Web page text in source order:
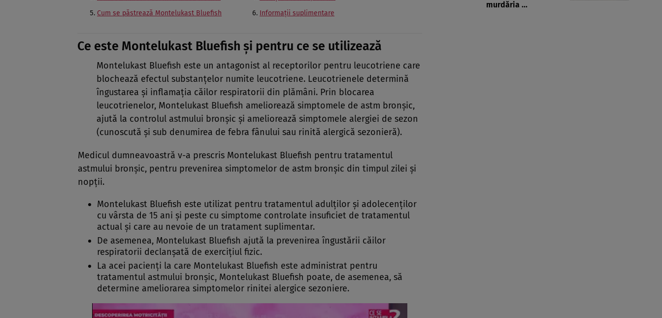
Cum se păstrează Montelukast Bluefish
Informaţii suplimentare
Ce este Montelukast Bluefish şi pentru ce se utilizează
Montelukast Bluefish este un antagonist al receptorilor pentru leucotriene care
blochează efectul substanţelor numite leucotriene. Leucotrienele determină
îngustarea şi inflamaţia căilor respiratorii din plămâni. Prin blocarea
leucotrienelor, Montelukast Bluefish ameliorează simptomele de astm bronşic,
ajută la controlul astmului bronşic şi ameliorează simptomele alergiei de sezon
(cunoscută şi sub denumirea de febra fânului sau rinită alergică sezonieră).
Medicul dumneavoastră v-a prescris Montelukast Bluefish pentru tratamentul
astmului bronşic, pentru prevenirea simptomelor de astm bronşic din timpul zilei şi
nopţii.
Montelukast Bluefish este utilizat pentru tratamentul adulţilor şi adolecenţilor
cu vârsta de 15 ani şi peste cu simptome controlate insuficiet de tratamentul
actual şi care au nevoie de un tratament suplimentar.
De asemenea, Montelukast Bluefish ajută la prevenirea îngustării căilor
respiratorii declanşată de exerciţiul fizic.
La acei pacienţi la care Montelukast Bluefish este administrat pentru
tratamentul astmului bronşic, Montelukast Bluefish poate, de asemenea, să
determine ameliorarea simptomelor rinitei alergice sezoniere.
murdăria ...